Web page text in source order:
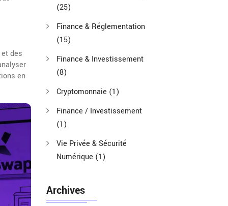
des
en
(25)
Finance & Réglementation
(15)
Finance & Investissement
(8)
Cryptomonnaie (1)
Finance / Investissement
(1)
Vie Privée & Sécurité
Numérique (1)
Archives